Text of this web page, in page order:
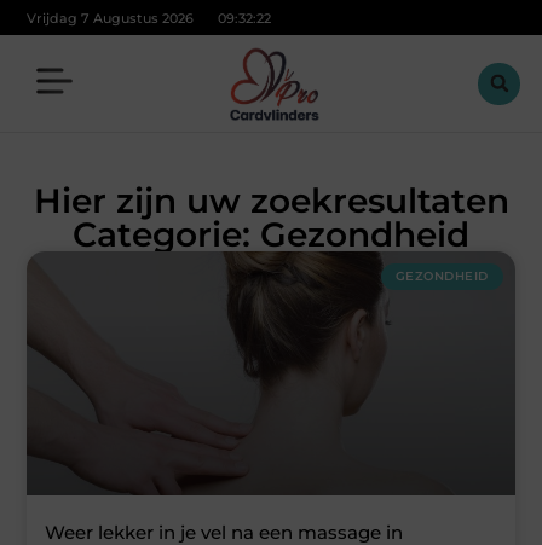
Vrijdag 7 Augustus 2026 09:32:23
Hier zijn uw zoekresultaten
Categorie: Gezondheid
GEZONDHEID
Weer lekker in je vel na een massage in